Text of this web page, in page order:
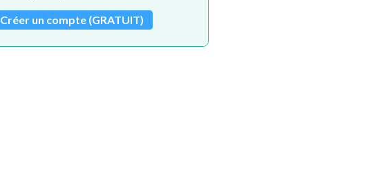
Créer un compte (GRATUIT)